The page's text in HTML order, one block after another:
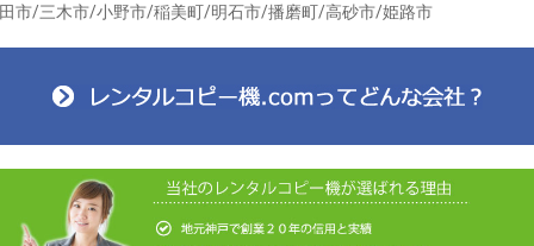
市/三木市/小野市/稲美町/明石市/播磨町/高砂市/姫路市